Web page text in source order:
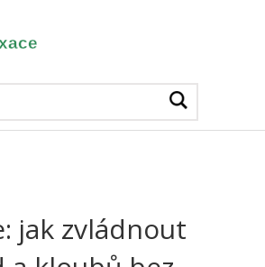
jak zvládnout